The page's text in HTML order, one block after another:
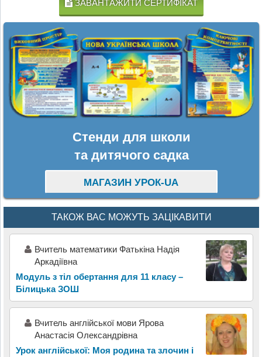
ЗАВАНТАЖИТИ СЕРТИФІКАТ
Стенди для школи
та дитячого садка
МАГАЗИН УРОК-UA
ТАКОЖ ВАС МОЖУТЬ ЗАЦІКАВИТИ
Вчитель математики Фатькіна Надія
Аркадіївна
Модуль з тіл обертання для 11 класу –
Білицька ЗОШ
Вчитель англійської мови Ярова
Анастасія Олександрівна
Урок англійської: Моя родина та злочин і